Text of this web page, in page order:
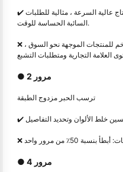
✔️ الإيجابيات: يزيد من الإنتاجية لخطوط الإنتاج عالية السرعة ، مثالية للطلبات
السائبة الحساسة للوقت.
❌ السلبيات: انتاج لون أخف. مثالية للإنتاج الضخم للمنتجات الموجهة نحو السوق ،
● مرور 2
ترسب الحبر مزدوج الطبقة
● 4 مرور